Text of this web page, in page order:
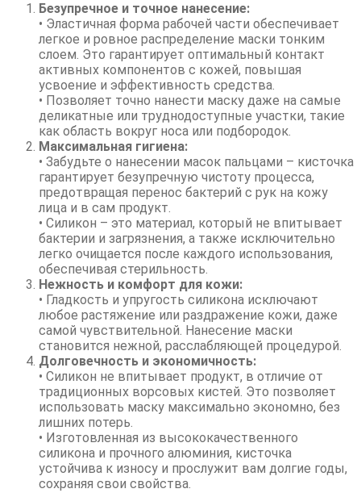
Безупречное и точное нанесение:
• Эластичная форма рабочей части обеспечивает
легкое и ровное распределение маски тонким
слоем. Это гарантирует оптимальный контакт
активных компонентов с кожей, повышая
усвоение и эффективность средства.
• Позволяет точно нанести маску даже на самые
деликатные или труднодоступные участки, такие
как область вокруг носа или подбородок.
Максимальная гигиена:
• Забудьте о нанесении масок пальцами – кисточка
гарантирует безупречную чистоту процесса,
предотвращая перенос бактерий с рук на кожу
лица и в сам продукт.
• Силикон – это материал, который не впитывает
бактерии и загрязнения, а также исключительно
легко очищается после каждого использования,
обеспечивая стерильность.
Нежность и комфорт для кожи:
• Гладкость и упругость силикона исключают
любое растяжение или раздражение кожи, даже
самой чувствительной. Нанесение маски
становится нежной, расслабляющей процедурой.
Долговечность и экономичность:
• Силикон не впитывает продукт, в отличие от
традиционных ворсовых кистей. Это позволяет
использовать маску максимально экономно, без
лишних потерь.
• Изготовленная из высококачественного
силикона и прочного алюминия, кисточка
устойчива к износу и прослужит вам долгие годы,
сохраняя свои свойства.